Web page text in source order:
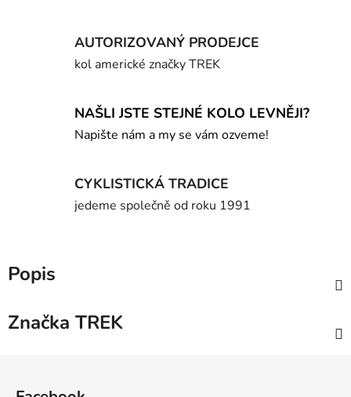
AUTORIZOVANÝ PRODEJCE
kol americké značky TREK
NAŠLI JSTE STEJNÉ KOLO LEVNĚJI?
Napište nám a my se vám ozveme!
CYKLISTICKÁ TRADICE
jedeme společně od roku 1991
Popis
Značka TREK